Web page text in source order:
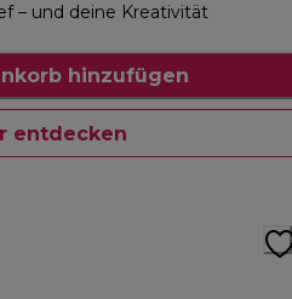
– und deine Kreativität
hinzufügen
entdecken